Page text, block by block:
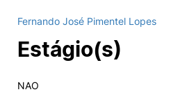
Fernando José Pimentel Lopes
Estágio(s)
NAO